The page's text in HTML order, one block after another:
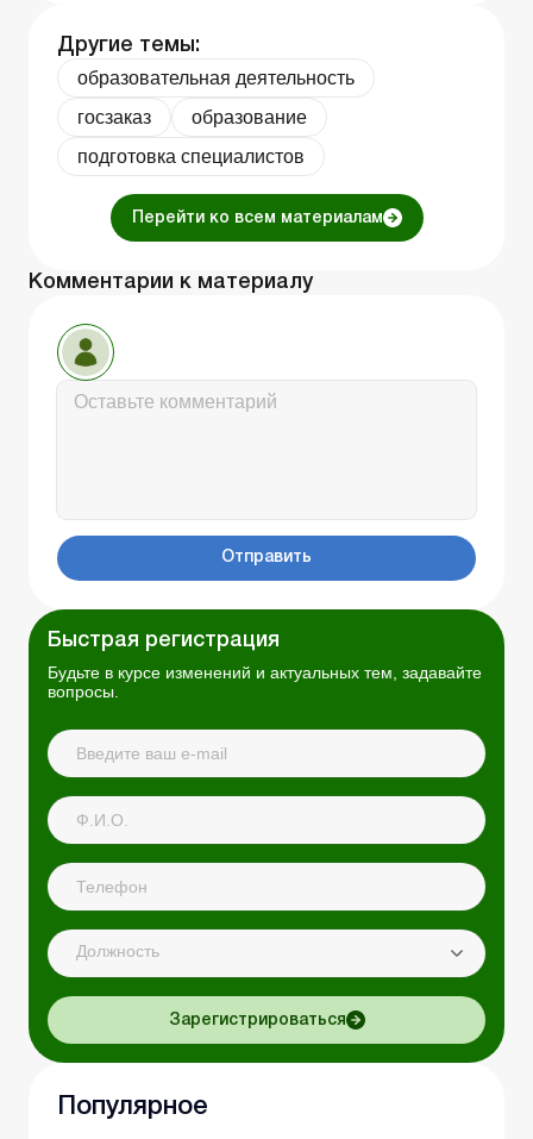
Другие темы:
образовательная деятельность
госзаказ
образование
подготовка специалистов
Перейти ко всем материалам
Комментарии к материалу
Отправить
Быстрая регистрация
Будьте в курсе изменений и актуальных тем, задавайте
вопросы.
Должность
Зарегистрироваться
Популярное